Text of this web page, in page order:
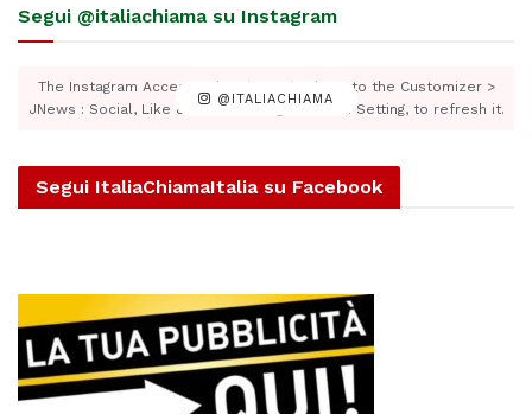
Segui @italiachiama su Instagram
@ITALIACHIAMA
The Instagram Access Token is expired, Go to the Customizer >
JNews : Social, Like & View > Instagram Feed Setting, to refresh it.
Segui ItaliaChiamaItalia su Facebook